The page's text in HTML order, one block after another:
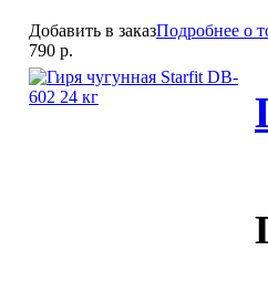
Добавить в заказПодробнее о
790 р.